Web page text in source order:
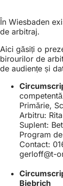
În Wiesbaden
de arbitraj.
Aici găsiți o
birourilor de
de audiențe și
Primărie,
Arbitru:
Suplent:
Program
Contact:
gerloff
t-
Biebrich